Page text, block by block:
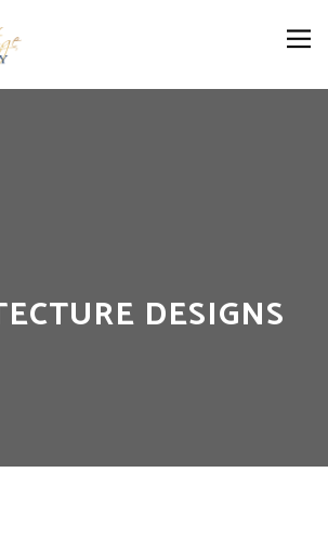
DESIGNS